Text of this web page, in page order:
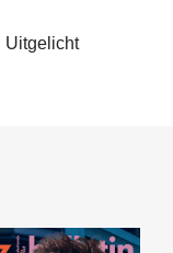
Uitgelicht